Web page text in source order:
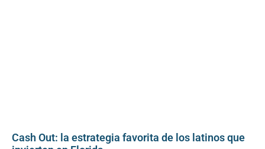
Cash Out: la estrategia favorita de los latinos que